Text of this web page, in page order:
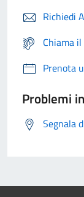
Richiedi
Chiama
Prenota
Problemi
Segnala